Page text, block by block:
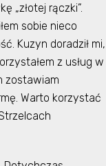
„złotej rączki”.
sobie nieco
Kuzyn doradził mi,
z usług w
zostawiam
Warto korzystać